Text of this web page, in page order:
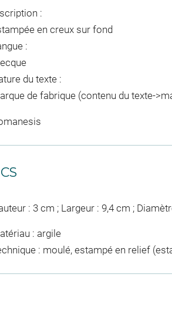
:
en creux sur fond
:
du texte :
de fabrique (contenu du texte-
: 3 cm ; Largeur : 9,4 cm ;
: argile
: moulé, estampé en relief